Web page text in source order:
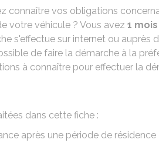
connaître vos obligations
votre véhicule ? Vous avez 1 mois
s'effectue sur internet ou auprès
de faire la démarche à la
à connaître pour effectuer la
dans cette fiche :
après une période de